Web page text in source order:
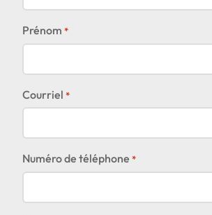
Prénom *
Courriel *
Numéro de téléphone *